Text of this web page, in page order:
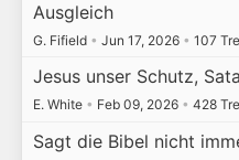
Ausgleich
G. Fifield • Jun 17, 2026 • 107
Jesus unser Schutz,
E. White • Feb 09, 2026 • 428
Sagt die Bibel nicht